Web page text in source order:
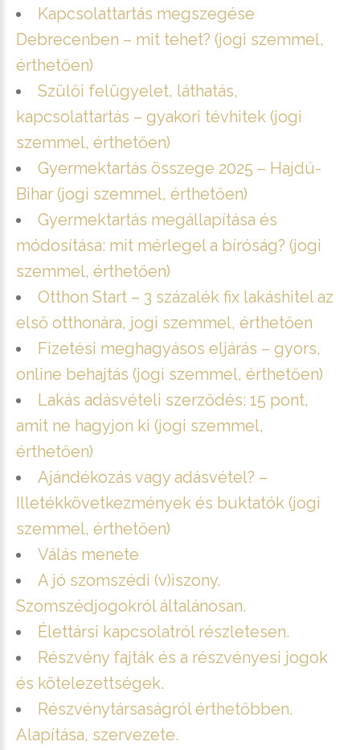
Kapcsolattartás megszegése
Debrecenben – mit tehet? (jogi szemmel,
érthetően)
Szülői felügyelet, láthatás,
kapcsolattartás – gyakori tévhitek (jogi
szemmel, érthetően)
Gyermektartás összege 2025 – Hajdú-
Bihar (jogi szemmel, érthetően)
Gyermektartás megállapítása és
módosítása: mit mérlegel a bíróság? (jogi
szemmel, érthetően)
Otthon Start – 3 százalék fix lakáshitel az
első otthonára, jogi szemmel, érthetően
Fizetési meghagyásos eljárás – gyors,
online behajtás (jogi szemmel, érthetően)
Lakás adásvételi szerződés: 15 pont,
amit ne hagyjon ki (jogi szemmel,
érthetően)
Ajándékozás vagy adásvétel? –
Illetékkövetkezmények és buktatók (jogi
szemmel, érthetően)
Válás menete
A jó szomszédi (v)iszony.
Szomszédjogokról általánosan.
Élettársi kapcsolatról részletesen.
Részvény fajták és a részvényesi jogok
és kötelezettségek.
Részvénytársaságról érthetőbben.
Alapítása, szervezete.